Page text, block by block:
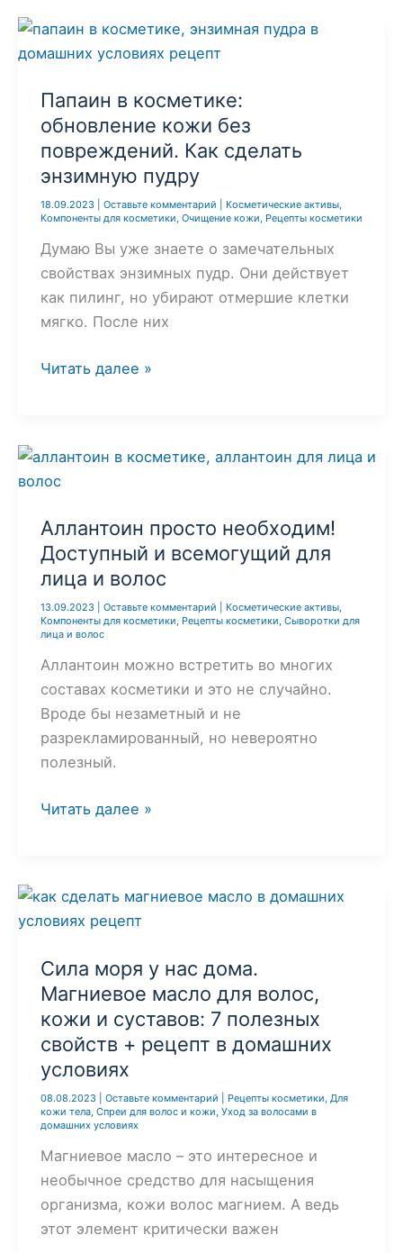
Ake
в
Папаин в косметике:
обновление кожи без
повреждений. Как сделать
энзимную пудру
18.09.2023 Оставьте комментарий Косметические активы,
Компоненты для косметики, Очищение кожи, Рецепты косметики
Думаю Вы уже знаете о замечательных
свойствах энзимных пудр. Они действует
как пилинг, но убирают отмершие клетки
мягко. После них
Папаин
кожи
без
Как
сделать
энзимную
пудру
Читать далее »
Аллантоин просто необходим!
Доступный и всемогущий для
лица и волос
13.09.2023 Оставьте комментарий Косметические активы,
Компоненты для косметики, Рецепты косметики, Сыворотки для
лица и волос
Аллантоин можно встретить во многих
составах косметики и это не случайно.
Вроде бы незаметный и не
разрекламированный, но невероятно
полезный.
Аллантоин
и
всемогущий
лица
и
волос
Читать далее »
Сила моря у нас дома.
Магниевое масло для волос,
кожи и суставов: 7 полезных
свойств + рецепт в домашних
условиях
08.08.2023 Оставьте комментарий Рецепты косметики, Для
кожи тела, Спреи для волос и кожи, Уход за волосами в
домашних условиях
Магниевое масло – это интересное и
необычное средство для насыщения
организма, кожи волос магнием. А ведь
этот элемент критически важен